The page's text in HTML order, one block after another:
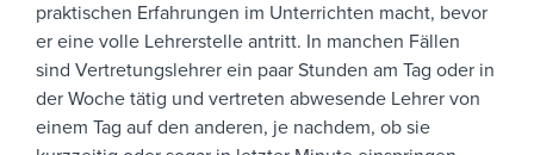
praktischen Erfahrungen im Unterrichten macht, bevor
er eine volle Lehrerstelle antritt. In manchen Fällen
sind Vertretungslehrer ein paar Stunden am Tag oder in
der Woche tätig und vertreten abwesende Lehrer von
einem Tag auf den anderen, je nachdem, ob sie